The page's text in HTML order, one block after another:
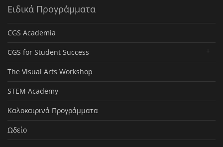
Ειδικά Προγράμματα
CGS Academia
CGS for Student Success
The Visual Arts Workshop
STEM Academy
Καλοκαιρινά Προγράμματα
Ωδείο